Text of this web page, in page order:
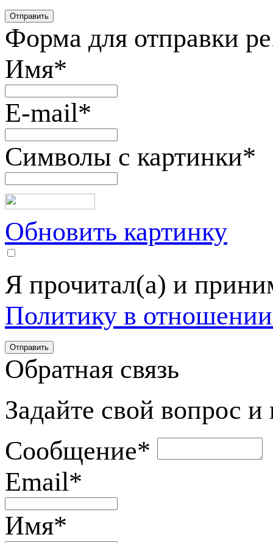
Форма для отправки
Имя*
E-mail*
Символы с картинки*
Обновить картинку
Я прочитал(а) и
Политику в
Обратная связь
Задайте свой вопрос
Сообщение*
Email*
Имя*